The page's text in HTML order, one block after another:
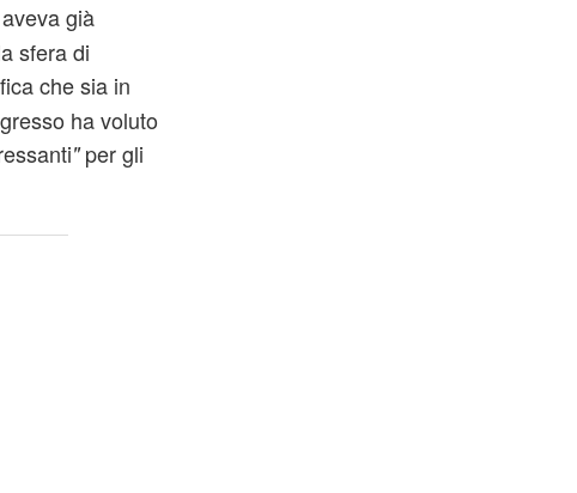
già
sfera di
che sia in
ha voluto
"per gli